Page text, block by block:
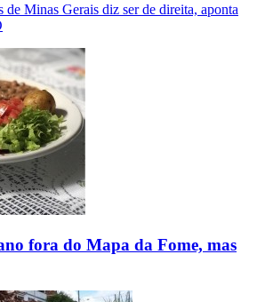
de Minas Gerais diz ser de direita, aponta
fora do Mapa da Fome, mas